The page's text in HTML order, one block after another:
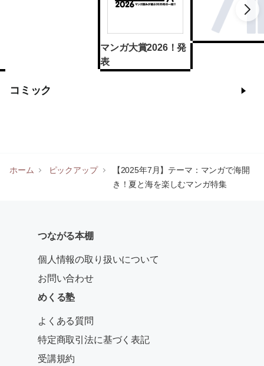
マンガ大賞2026！発
表
コミック
ホーム ピックアップ
【2025年7月】テーマ：マンガで海開
き！夏と海を楽しむマンガ特集
つながる本棚
個人情報の取り扱いについて
お問い合わせ
めくる塾
よくある質問
特定商取引法に基づく表記
受講規約